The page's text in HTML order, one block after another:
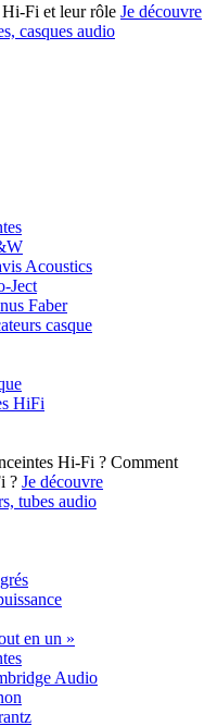
Hi-Fi et leur rôle Je découvre
casques audio
Acoustics
Ject
Faber
casque
HiFi
Comment
? Je découvre
tubes audio
en un »
Audio